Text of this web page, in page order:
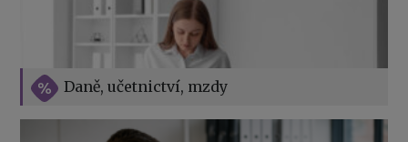
Daně, učetnictví, mzdy
Vše o překážkách v práci na straně zaměstnavatele